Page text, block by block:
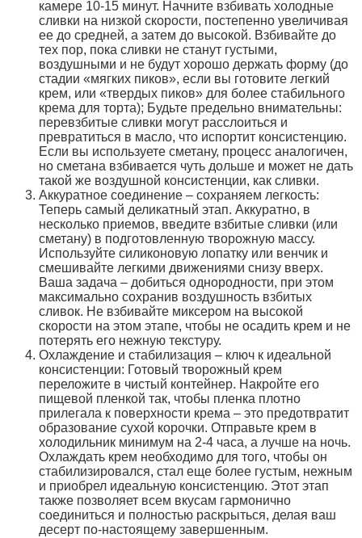
камере 10-15 минут. Начните взбивать холодные
сливки на низкой скорости, постепенно увеличивая
ее до средней, а затем до высокой. Взбивайте до
тех пор, пока сливки не станут густыми,
воздушными и не будут хорошо держать форму (до
стадии «мягких пиков», если вы готовите легкий
крем, или «твердых пиков» для более стабильного
крема для торта); Будьте предельно внимательны:
перевзбитые сливки могут расслоиться и
превратиться в масло, что испортит консистенцию.
Если вы используете сметану, процесс аналогичен,
но сметана взбивается чуть дольше и может не дать
такой же воздушной консистенции, как сливки.
Аккуратное соединение – сохраняем легкость:
Теперь самый деликатный этап. Аккуратно, в
несколько приемов, введите взбитые сливки (или
сметану) в подготовленную творожную массу.
Используйте силиконовую лопатку или венчик и
смешивайте легкими движениями снизу вверх.
Ваша задача – добиться однородности, при этом
максимально сохранив воздушность взбитых
сливок. Не взбивайте миксером на высокой
скорости на этом этапе, чтобы не осадить крем и не
потерять его нежную текстуру.
Охлаждение и стабилизация – ключ к идеальной
консистенции: Готовый творожный крем
переложите в чистый контейнер. Накройте его
пищевой пленкой так, чтобы пленка плотно
прилегала к поверхности крема – это предотвратит
образование сухой корочки. Отправьте крем в
холодильник минимум на 2-4 часа, а лучше на ночь.
Охлаждать крем необходимо для того, чтобы он
стабилизировался, стал еще более густым, нежным
и приобрел идеальную консистенцию. Этот этап
также позволяет всем вкусам гармонично
соединиться и полностью раскрыться, делая ваш
десерт по-настоящему завершенным.